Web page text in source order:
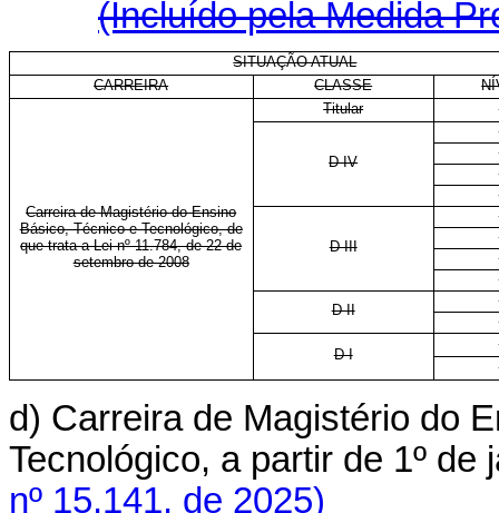
(Incluído pela Medida
SITUAÇÃO ATUAL
CARREIRA
CLASSE
Carreira de Magistério do Ensino
Básico, Técnico e Tecnológico, de
que trata a Lei nº 11.784, de 22 de
setembro de 2008
Titular
D IV
D III
D II
D I
d) Carreira de Magistério do
Tecnológico, a partir de 1º
nº 15.141, de 2025)